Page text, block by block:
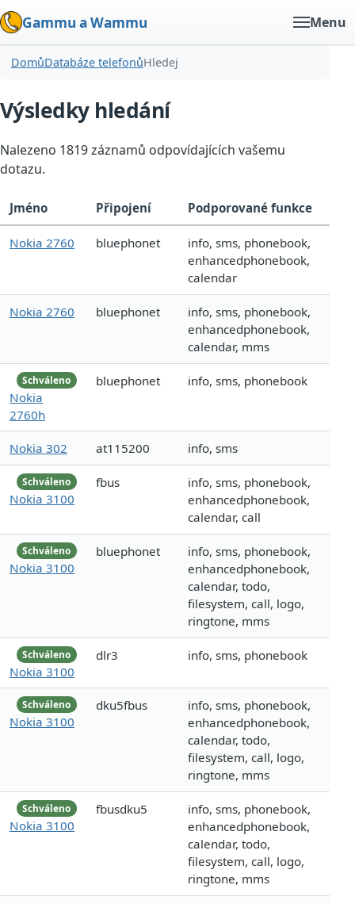
Gammu a Wammu Menu
DomůDatabáze telefonůHledej
Výsledky hledání
Nalezeno 1819 záznamů odpovídajících vašemu
dotazu.
Jméno Připojení Podporované funkce
Nokia 2760 bluephonet
info, sms, phonebook,
enhancedphonebook,
calendar
Nokia 2760 bluephonet
info, sms, phonebook,
enhancedphonebook,
calendar, mms
Schváleno
Nokia
2760h
bluephonet info, sms, phonebook
Nokia 302 at115200 info, sms
Schváleno
Nokia 3100
fbus
info, sms, phonebook,
enhancedphonebook,
calendar, call
Schváleno
Nokia 3100
bluephonet
info, sms, phonebook,
enhancedphonebook,
calendar, todo,
filesystem, call, logo,
ringtone, mms
Schváleno
Nokia 3100
dlr3 info, sms, phonebook
Schváleno
Nokia 3100
dku5fbus
info, sms, phonebook,
enhancedphonebook,
calendar, todo,
filesystem, call, logo,
ringtone, mms
Schváleno
Nokia 3100
fbusdku5
info, sms, phonebook,
enhancedphonebook,
calendar, todo,
filesystem, call, logo,
ringtone, mms